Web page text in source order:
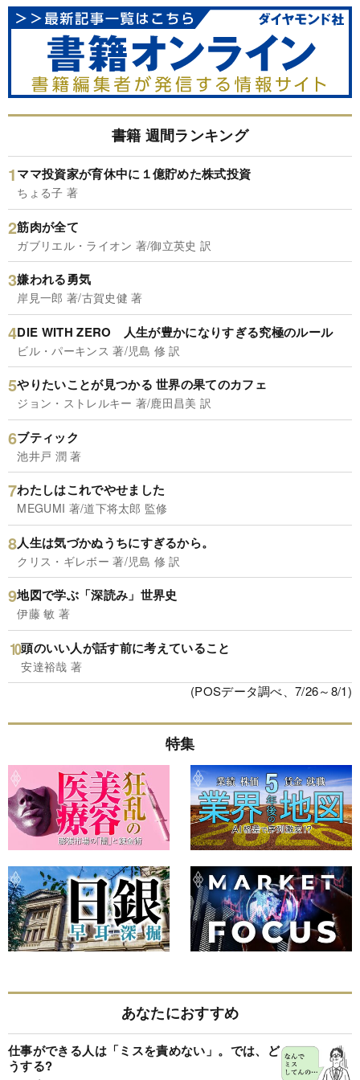
書籍 週間ランキング
ママ投資家が育休中に１億貯めた株式投資
ちょる子 著
筋肉が全て
ガブリエル・ライオン 著/御立英史 訳
嫌われる勇気
岸見一郎 著/古賀史健 著
DIE WITH ZERO 人生が豊かになりすぎる究極のルール
ビル・パーキンス 著/児島 修 訳
やりたいことが見つかる 世界の果てのカフェ
ジョン・ストレルキー 著/鹿田昌美 訳
ブティック
池井戸 潤 著
わたしはこれでやせました
MEGUMI 著/道下将太郎 監修
人生は気づかぬうちにすぎるから。
クリス・ギレボー 著/児島 修 訳
地図で学ぶ「深読み」世界史
伊藤 敏 著
頭のいい人が話す前に考えていること
安達裕哉 著
(POSデータ調べ、7/26～8/1)
特集
あなたにおすすめ
仕事ができる人は「ミスを責めない」。では、ど
うする?